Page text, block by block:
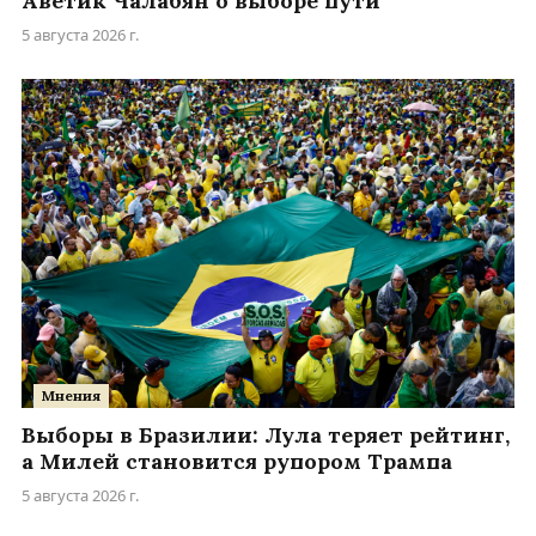
5 августа 2026 г.
Мнения
Выборы в Бразилии: Лула теряет рейтинг,
а Милей становится рупором Трампа
5 августа 2026 г.